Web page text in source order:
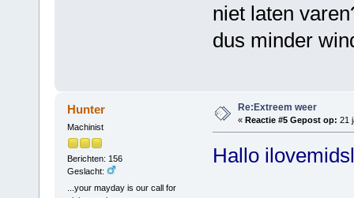
niet laten
dus minder
Hunter
Machinist
Berichten: 156
Geslacht:
...your mayday is our call for
Re:Extreem weer
« Reactie #5 Gepost op: 21
Hallo